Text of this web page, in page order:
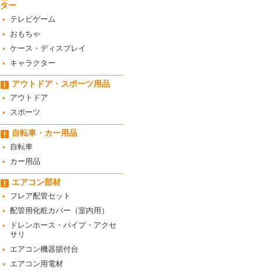
ター
テレビゲーム
おもちゃ
ケース・ディスプレイ
キャラクター
アウトドア・スポーツ用品
アウトドア
スポーツ
自転車・カー用品
自転車
カー用品
エアコン部材
フレア配管セット
配管用化粧カバー（室内用）
ドレンホース・パイプ・アクセ
サリ
エアコン機器据付台
エアコン用電材